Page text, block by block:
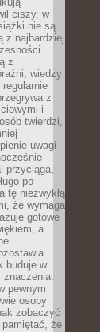
ciszy, w
nie są
z najbardziej
z
wiedzy
z
i
twierdzi,
uwagi
przyciąga,
po
tę niezwykłą
że wymaga
gotowe
a
buduje w
znaczenia.
pewnym
osoby
zobaczyć
pamiętać, że